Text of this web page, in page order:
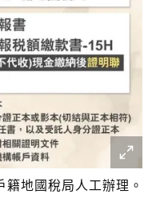
地國稅局人工辦理。